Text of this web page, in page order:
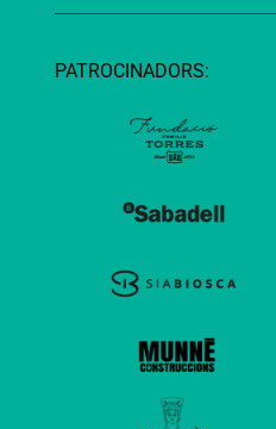
PATROCINADORS: